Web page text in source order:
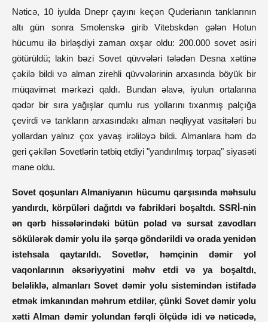
Nəticə, 10 iyulda Dnepr çayını keçən Quderianın tanklarının
altı gün sonra Smolenskə girib Vitebskdən gələn Hotun
hücumu ilə birləşdiyi zaman oxşar oldu: 200.000 sovet əsiri
götürüldü; lakin bəzi Sovet qüvvələri tələdən Desna xəttinə
çəkilə bildi və alman zirehli qüvvələrinin arxasında böyük bir
müqavimət mərkəzi qaldı. Bundan əlavə, iyulun ortalarına
qədər bir sıra yağışlar qumlu rus yollarını tıxanmış palçığa
çevirdi və tankların arxasındakı alman nəqliyyat vasitələri bu
yollardan yalnız çox yavaş irəliləyə bildi. Almanlara həm də
geri çəkilən Sovetlərin tətbiq etdiyi "yandırılmış torpaq" siyasəti
mane oldu.
Sovet qoşunları Almaniyanın hücumu qarşısında məhsulu
yandırdı, körpüləri dağıtdı və fabrikləri boşaltdı. SSRİ-nin
ən qərb hissələrindəki bütün polad və sursat zavodları
sökülərək dəmir yolu ilə şərqə göndərildi və orada yenidən
istehsala qaytarıldı. Sovetlər, həmçinin dəmir yol
vaqonlarının əksəriyyətini məhv etdi və ya boşaltdı,
beləliklə, almanları Sovet dəmir yolu sistemindən istifadə
etmək imkanından məhrum etdilər, çünki Sovet dəmir yolu
xətti Alman dəmir yolundan fərqli ölçüdə idi və nəticədə,